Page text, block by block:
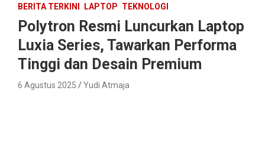
BERITA TERKINI LAPTOP TEKNOLOGI
Polytron Resmi Luncurkan Laptop
Luxia Series, Tawarkan Performa
Tinggi dan Desain Premium
6 Agustus 2025 Yudi Atmaja